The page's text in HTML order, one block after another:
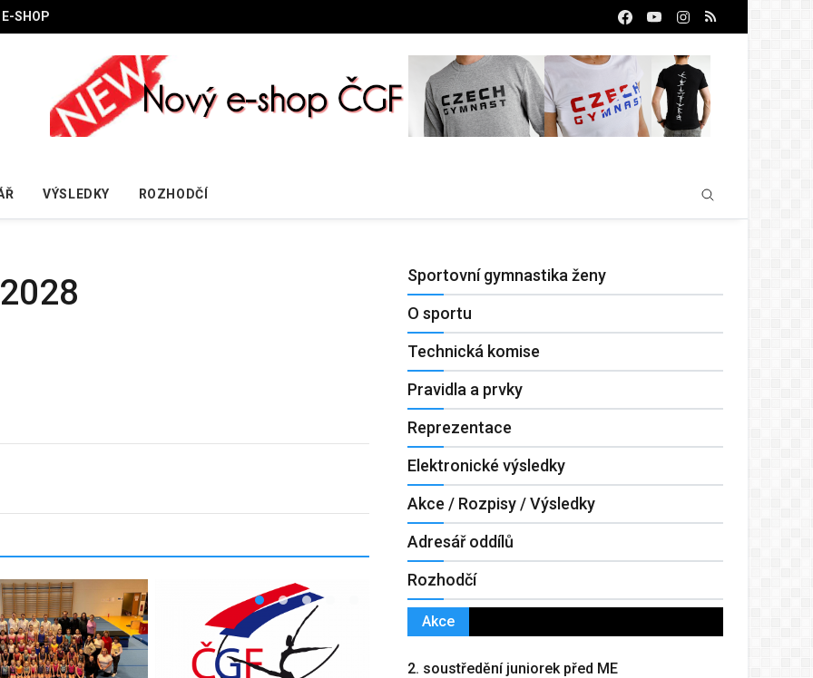
E-SHOP
VÝSLEDKY ROZHODČÍ
Sportovní gymnastika ženy
O sportu
Technická komise
Pravidla a prvky
Reprezentace
Elektronické výsledky
Akce / Rozpisy / Výsledky
Adresář oddílů
Rozhodčí
Akce
2. soustředění juniorek před ME